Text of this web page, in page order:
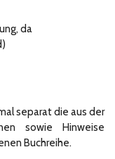
da
separat die aus der
sowie Hinweise
Buchreihe.